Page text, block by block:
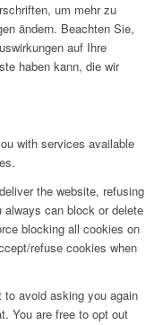
um mehr zu
ändern. Beachten Sie,
auf Ihre
haben kann, die wir
with services available
the website, refusing
can block or delete
blocking all cookies on
refuse cookies when
avoid asking you again
You are free to opt out